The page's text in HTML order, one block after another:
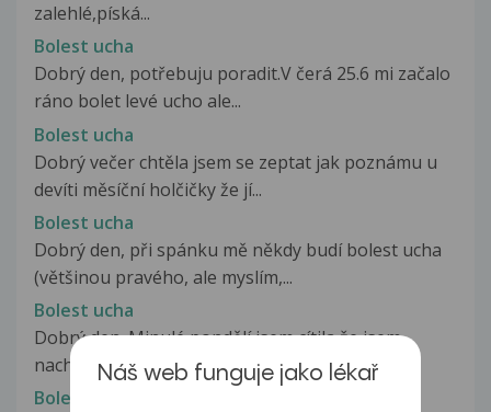
zalehlé,píská...
Bolest ucha
Dobrý den, potřebuju poradit.V čerá 25.6 mi začalo
ráno bolet levé ucho ale...
Bolest ucha
Dobrý večer chtěla jsem se zeptat jak poznámu u
devíti měsíční holčičky že jí...
Bolest ucha
Dobrý den, při spánku mě někdy budí bolest ucha
(většinou pravého, ale myslím,...
Bolest ucha
Dobrý den. Minulé pondělí jsem cítila že jsem
nachlazená nicméně jsem vyšlápla...
Bolest ucha
Náš web funguje jako lékař